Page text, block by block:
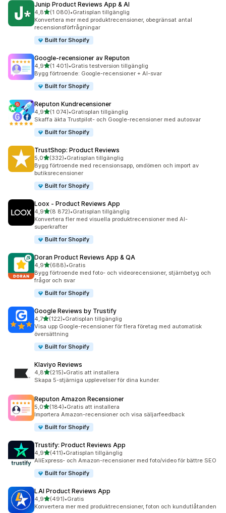
Junip Product Reviews App & AI
4,8av 5 stjärnor
(1 080)
1080 recensioner totalt
•Gratisplan tillgänglig
Konvertera mer med produktrecensioner, obegränsat antal
recensionsförfrågningar
Built for Shopify
Google‑recensioner av Reputon
4,9av 5 stjärnor
(1 401)
1401 recensioner totalt
•Gratis testversion tillgänglig
Bygg förtroende: Google-recensioner + AI-svar
Built for Shopify
Reputon Kundrecensioner
4,9av 5 stjärnor
(1 074)
1074 recensioner totalt
•Gratisplan tillgänglig
Skaffa äkta Trustpilot- och Google-recensioner med autosvar
Built for Shopify
TrustShop: Product Reviews
5,0av 5 stjärnor
(332)
332 recensioner totalt
•Gratisplan tillgänglig
Bygg förtroende med recensionsapp, omdömen och import av
butiksrecensioner
Built for Shopify
Loox ‑ Product Reviews App
4,9av 5 stjärnor
(8 872)
8872 recensioner totalt
•Gratisplan tillgänglig
Konvertera fler med visuella produktrecensioner med AI-
superkrafter
Built for Shopify
Doran Product Reviews App & QA
4,9av 5 stjärnor
(688)
688 recensioner totalt
•Gratis
Bygg förtroende med foto- och videorecensioner, stjärnbetyg och
frågor och svar
Built for Shopify
Google Reviews by Trustify
4,7av 5 stjärnor
(122)
122 recensioner totalt
•Gratisplan tillgänglig
Visa upp Google-recensioner för flera företag med automatisk
översättning
Built for Shopify
Klaviyo Reviews
4,8av 5 stjärnor
(215)
215 recensioner totalt
•Gratis att installera
Skapa 5-stjärniga upplevelser för dina kunder.
Reputon Amazon Recensioner
5,0av 5 stjärnor
(184)
184 recensioner totalt
•Gratis att installera
Importera Amazon-recensioner och visa säljarfeedback
Built for Shopify
Trustify: Product Reviews App
4,9av 5 stjärnor
(411)
411 recensioner totalt
•Gratisplan tillgänglig
AliExpress- och Amazon-recensioner med foto/video för bättre SEO
Built for Shopify
LAI Product Reviews App
4,9av 5 stjärnor
(491)
491 recensioner totalt
•Gratis
Konvertera mer med produktrecensioner, foton och kundutlåtanden